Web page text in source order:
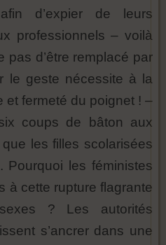
d’expier de leurs
professionnels – voilà
pas d’être remplacé par
le geste nécessite à la
et fermeté du poignet ! –
coups de bâton aux
les filles scolarisées
Pourquoi les féministes
à cette rupture flagrante
? Les autorités
s’ancrer dans une